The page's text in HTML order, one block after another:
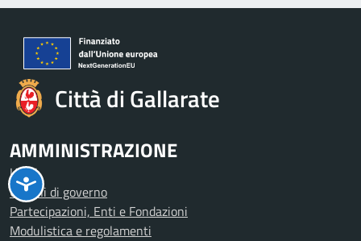
Città di Gallarate
AMMINISTRAZIONE
Uffici
Organi di governo
Partecipazioni, Enti e Fondazioni
Modulistica e regolamenti